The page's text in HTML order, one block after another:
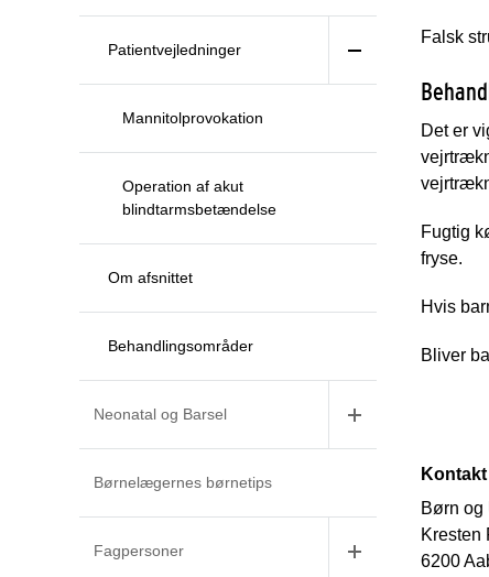
Patientvejledninger
Mannitolprovokation
Operation af akut
blindtarmsbetændelse
Om afsnittet
Behandlingsområder
Neonatal og Barsel
Børnelægernes børnetips
Fagpersoner
Falsk
Det er
Fugtig
fryse.
Hvis
Bliver
Kontakt
Børn og
Kresten
6200